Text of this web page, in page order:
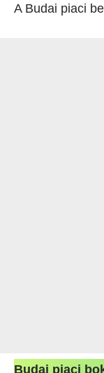
A Budai piaci
Budai piaci